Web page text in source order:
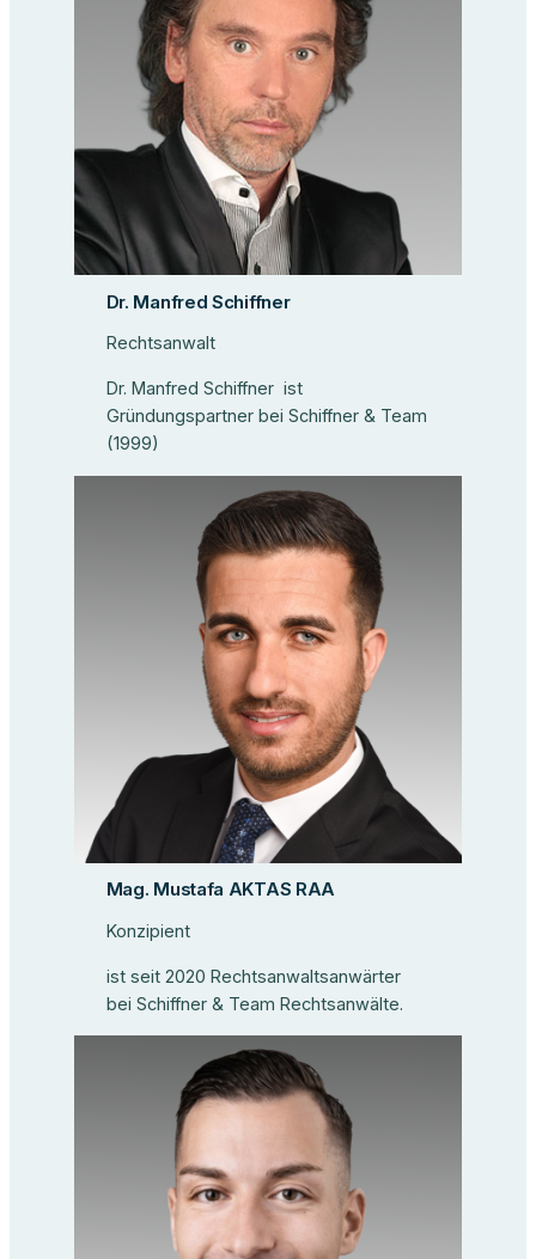
Dr. Manfred Schiffner
Rechtsanwalt
Dr. Manfred Schiffner ist
Gründungspartner bei Schiffner & Team
(1999)
Mag. Mustafa AKTAS RAA
Konzipient
ist seit 2020 Rechtsanwaltsanwärter
bei Schiffner & Team Rechtsanwälte.